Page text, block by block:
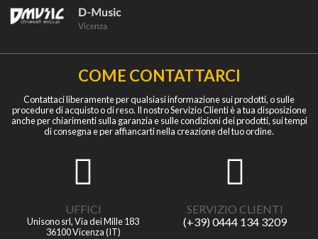
COME CONTATTARCI
Contattaci liberamente per qualsiasi informazione sui prodotti, o sulle
procedure di acquisto o di reso. Il nostro Servizio Clienti è a tua disposizione
anche per chiarimenti sulla garanzia e sulle condizioni dei prodotti, sui tempi
di consegna e per affiancarti nella creazione del tuo ordine.
UFFICI
Unisono srl, Via dei Mille 183
36100 Vicenza (IT)
SERVIZIO CLIENTI
(+39) 0444 134 3209